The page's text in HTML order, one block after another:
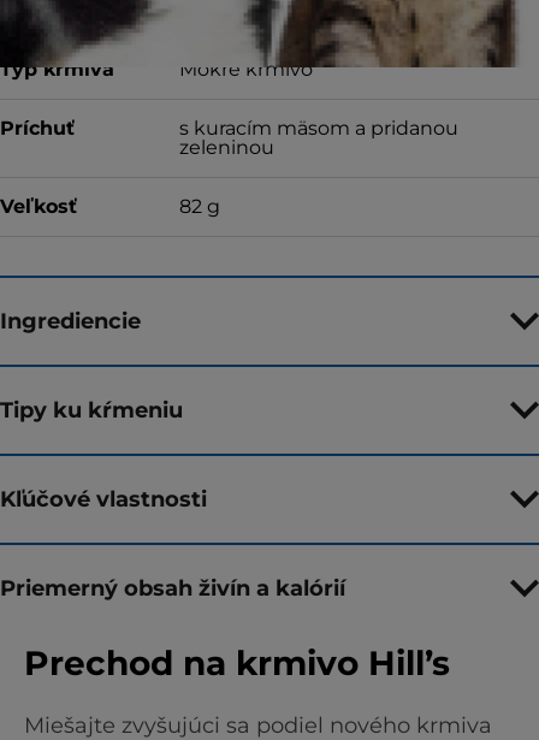
Typ krmiva Mokré krmivo
Príchuť
s kuracím mäsom a pridanou
zeleninou
Veľkosť 82 g
Ingrediencie
Tipy ku kŕmeniu
Kľúčové vlastnosti
Priemerný obsah živín a kalórií
Prechod na krmivo Hill’s
Miešajte zvyšujúci sa podiel nového krmiva